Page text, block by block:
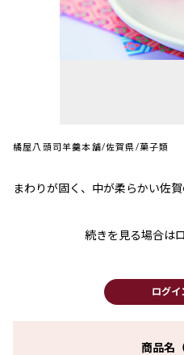
橘屋八頭司羊羹本舗/佐賀県/菓子類
まわりが固く、中が柔らかい佐賀
続きを見る場合は
ログイ
商品名